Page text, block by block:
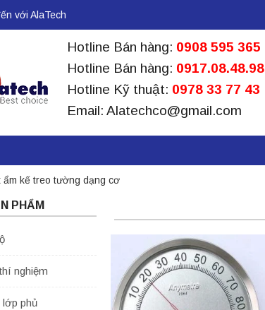
với AlaTech
Hotline Bán hàng: 0908 595 365
Hotline Bán hàng: 0917.08.48.98
Hotline Kỹ thuật: 0978 33 77 43
Email: Alatechco@gmail.com
ẩm kế treo tường dạng cơ
PHẨM
nghiệm
lớp phủ